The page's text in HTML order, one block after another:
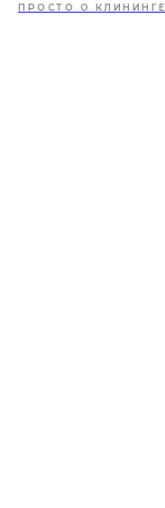
ПРОСТО О КЛИНИНГЕ